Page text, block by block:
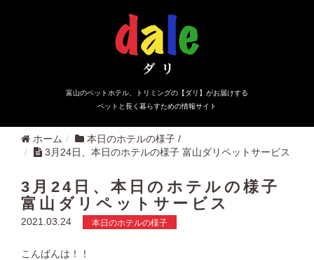
富山のペットホテル、トリミングの【ダリ】がお届けする
ペットと長く暮らすための情報サイト
ホーム 本日のホテルの様子 /
3月24日、本日のホテルの様子 富山ダリペットサービス
3月24日、本日のホテルの様子
富山ダリペットサービス
2021.03.24 本日のホテルの様子
こんばんは！！